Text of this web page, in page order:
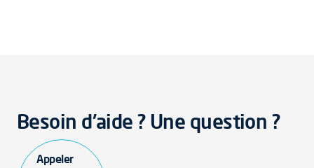
Besoin d'aide ? Une question ?
Appeler